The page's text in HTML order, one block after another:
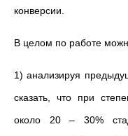
конверсии.
В целом по работе
1) анализируя
сказать, что при
около 20 – 30%